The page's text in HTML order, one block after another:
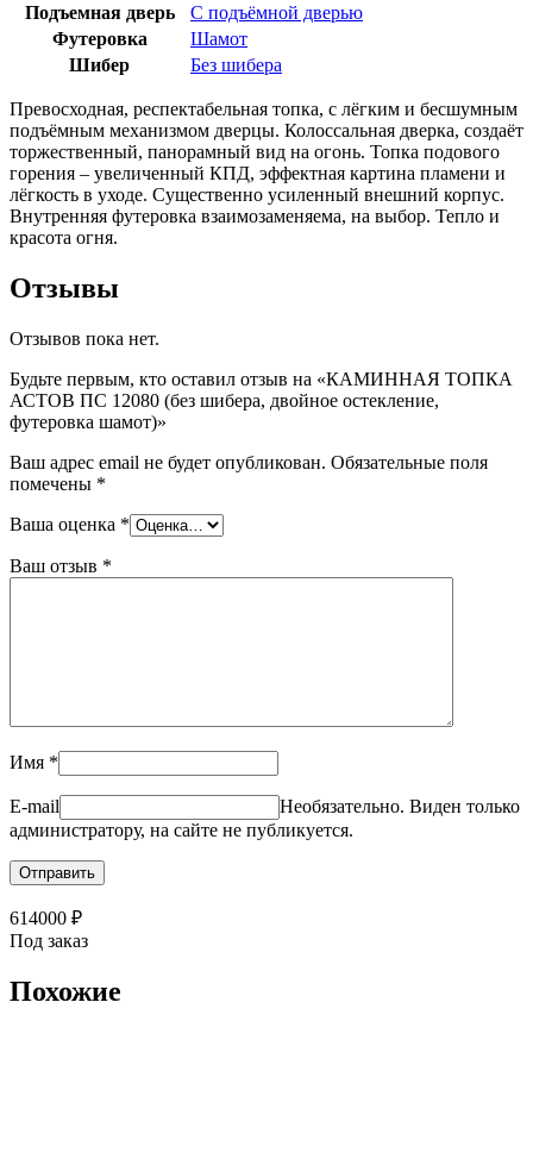
Подъемная дверь
С подъёмной дверью
Футеровка
Шамот
Шибер
Без шибера
Превосходная, респектабельная топка, с лёгким и бесшумным
подъёмным механизмом дверцы. Колоссальная дверка, создаёт
торжественный, панорамный вид на огонь. Топка подового
горения – увеличенный КПД, эффектная картина пламени и
лёгкость в уходе. Существенно усиленный внешний корпус.
Внутренняя футеровка взаимозаменяема, на выбор. Тепло и
красота огня.
Отзывы
Отзывов пока нет.
Будьте первым, кто оставил отзыв на «КАМИННАЯ ТОПКА
АСТОВ ПС 12080 (без шибера, двойное остекление,
футеровка шамот)»
Ваш адрес email не будет опубликован. Обязательные поля
помечены *
Ваша оценка *
Ваш отзыв *
Имя *
E-mail
Необязательно. Виден только
администратору, на сайте не публикуется.
614000 ₽
Под заказ
Похожие